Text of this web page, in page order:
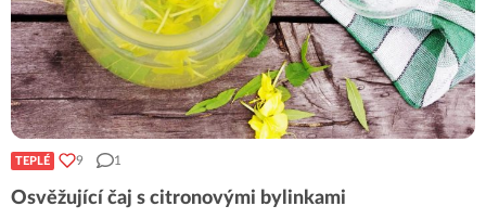
TEPLÉ 9 1
Osvěžující čaj s citronovými bylinkami